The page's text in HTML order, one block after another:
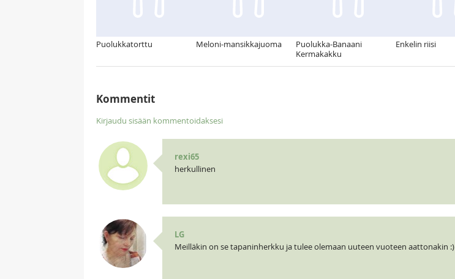
Puolukkatorttu Meloni-mansikkajuoma
Puolukka-Banaani
Kermakakku
Enkelin riisi
Kommentit
Kirjaudu sisään kommentoidaksesi
rexi65
herkullinen
LG
Meilläkin on se tapaninherkku ja tulee olemaan uuteen vuoteen aattonakin :)